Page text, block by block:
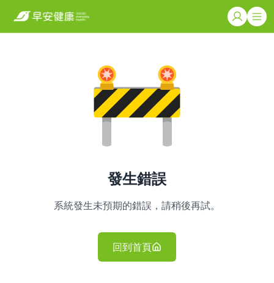
發生錯誤
系統發生未預期的錯誤，請稍後再試。
回到首頁